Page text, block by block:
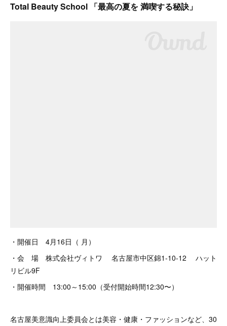
Total Beauty School 「最高の夏を 満喫する秘訣」
・開催日 4月16日（ 月）
・会 場 株式会社ヴィトワ 名古屋市中区錦1-10-12 ハット
リビル9F
・開催時間 13:00～15:00（受付開始時間12:30〜）
名古屋美意識向上委員会とは美容・健康・ファッションなど、30